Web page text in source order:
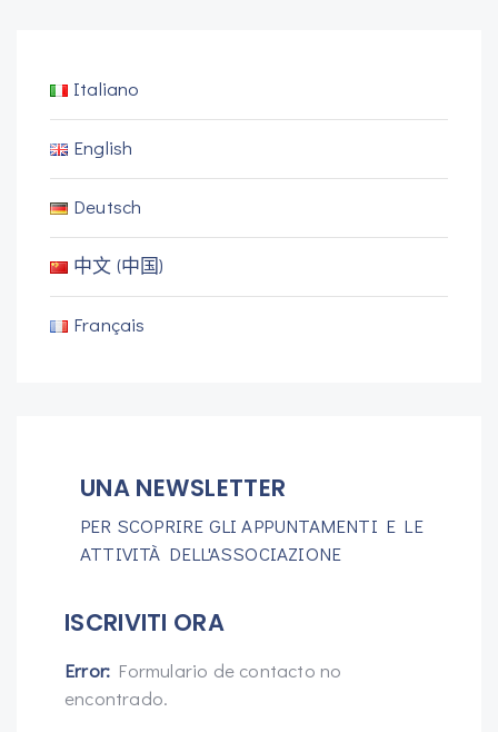
Italiano
English
Deutsch
中文 (中国)
Français
UNA NEWSLETTER
PER SCOPRIRE GLI APPUNTAMENTI E LE
ATTIVITÀ DELL'ASSOCIAZIONE
ISCRIVITI ORA
Error: Formulario de contacto no
encontrado.